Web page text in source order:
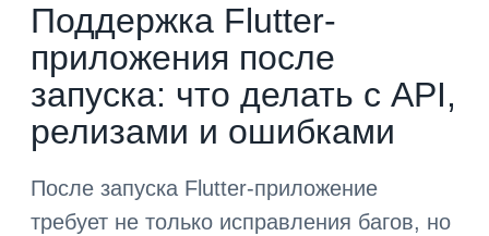
Поддержка Flutter-
приложения после
запуска: что делать с API,
релизами и ошибками
После запуска Flutter-приложение
требует не только исправления багов, но